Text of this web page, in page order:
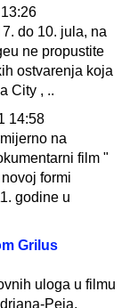
do 10. jula, na
ne propustite
ostvarenja koja
City , ..
14:58
na
film "
formi
godine u
Grilus
uloga u filmu
Peja,